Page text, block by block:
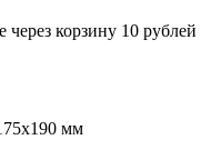
через корзину 10 рублей
мм